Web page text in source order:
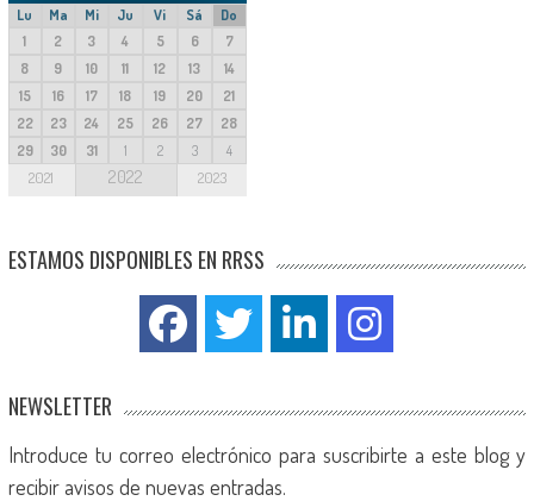
Lu Ma Mi Ju Vi Sá
Do
1
2 3 4 5 6
7
8
9 10 11 12 13
14
15
16 17 18 19 20
21
22
23 24 25 26 27
28
29
30 31 1 2 3 4
2021 2022 2023
ESTAMOS DISPONIBLES EN RRSS
NEWSLETTER
Introduce tu correo electrónico para suscribirte a este blog y
recibir avisos de nuevas entradas.